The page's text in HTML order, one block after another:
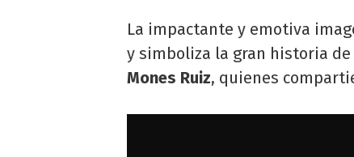
La impactante y emotiva
y simboliza la gran historia
Mones Ruiz, quienes